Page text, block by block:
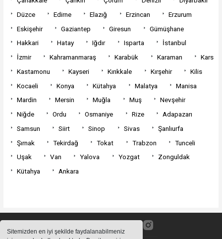
Sitemizden en iyi şekilde faydalanabilmeniz
Düzce
Edirne Elazığ Erzincan
Erzurum
Eskişehir
Gaziantep Giresun
Gümüşhane
Hakkari
Hatay Iğdır Isparta
İstanbul
İzmir
Kahramanmaraş Karabük Karaman
Kars
Kastamonu
Kayseri Kırıkkale Kırşehir
Kilis
Kocaeli
Konya Kütahya Malatya
Manisa
Mardin
Mersin Muğla Muş
Nevşehir
Niğde
Ordu Osmaniye Rize
Adapazarı
Samsun
Siirt Sinop Sivas
Şanlıurfa
Şırnak
Tekirdağ Tokat Trabzon
Tunceli
Uşak
Van Yalova Yozgat
Zonguldak
Kütahya
Ankara